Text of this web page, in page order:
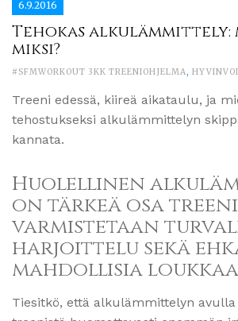
6.9.2016
Tehokas alkulämmittely:
miksi?
#SFMWORKOUT 3KK TREENIOHJELMA,
Treeni edessä, kiireä aikataulu, ja
tehostukseksi alkulämmittelyn
kannata.
Huolellinen
on tärkeä osa
varmistetaan
harjoittelu sekä
mahdollisia
Tiesitkö, että alkulämmittelyn avulla